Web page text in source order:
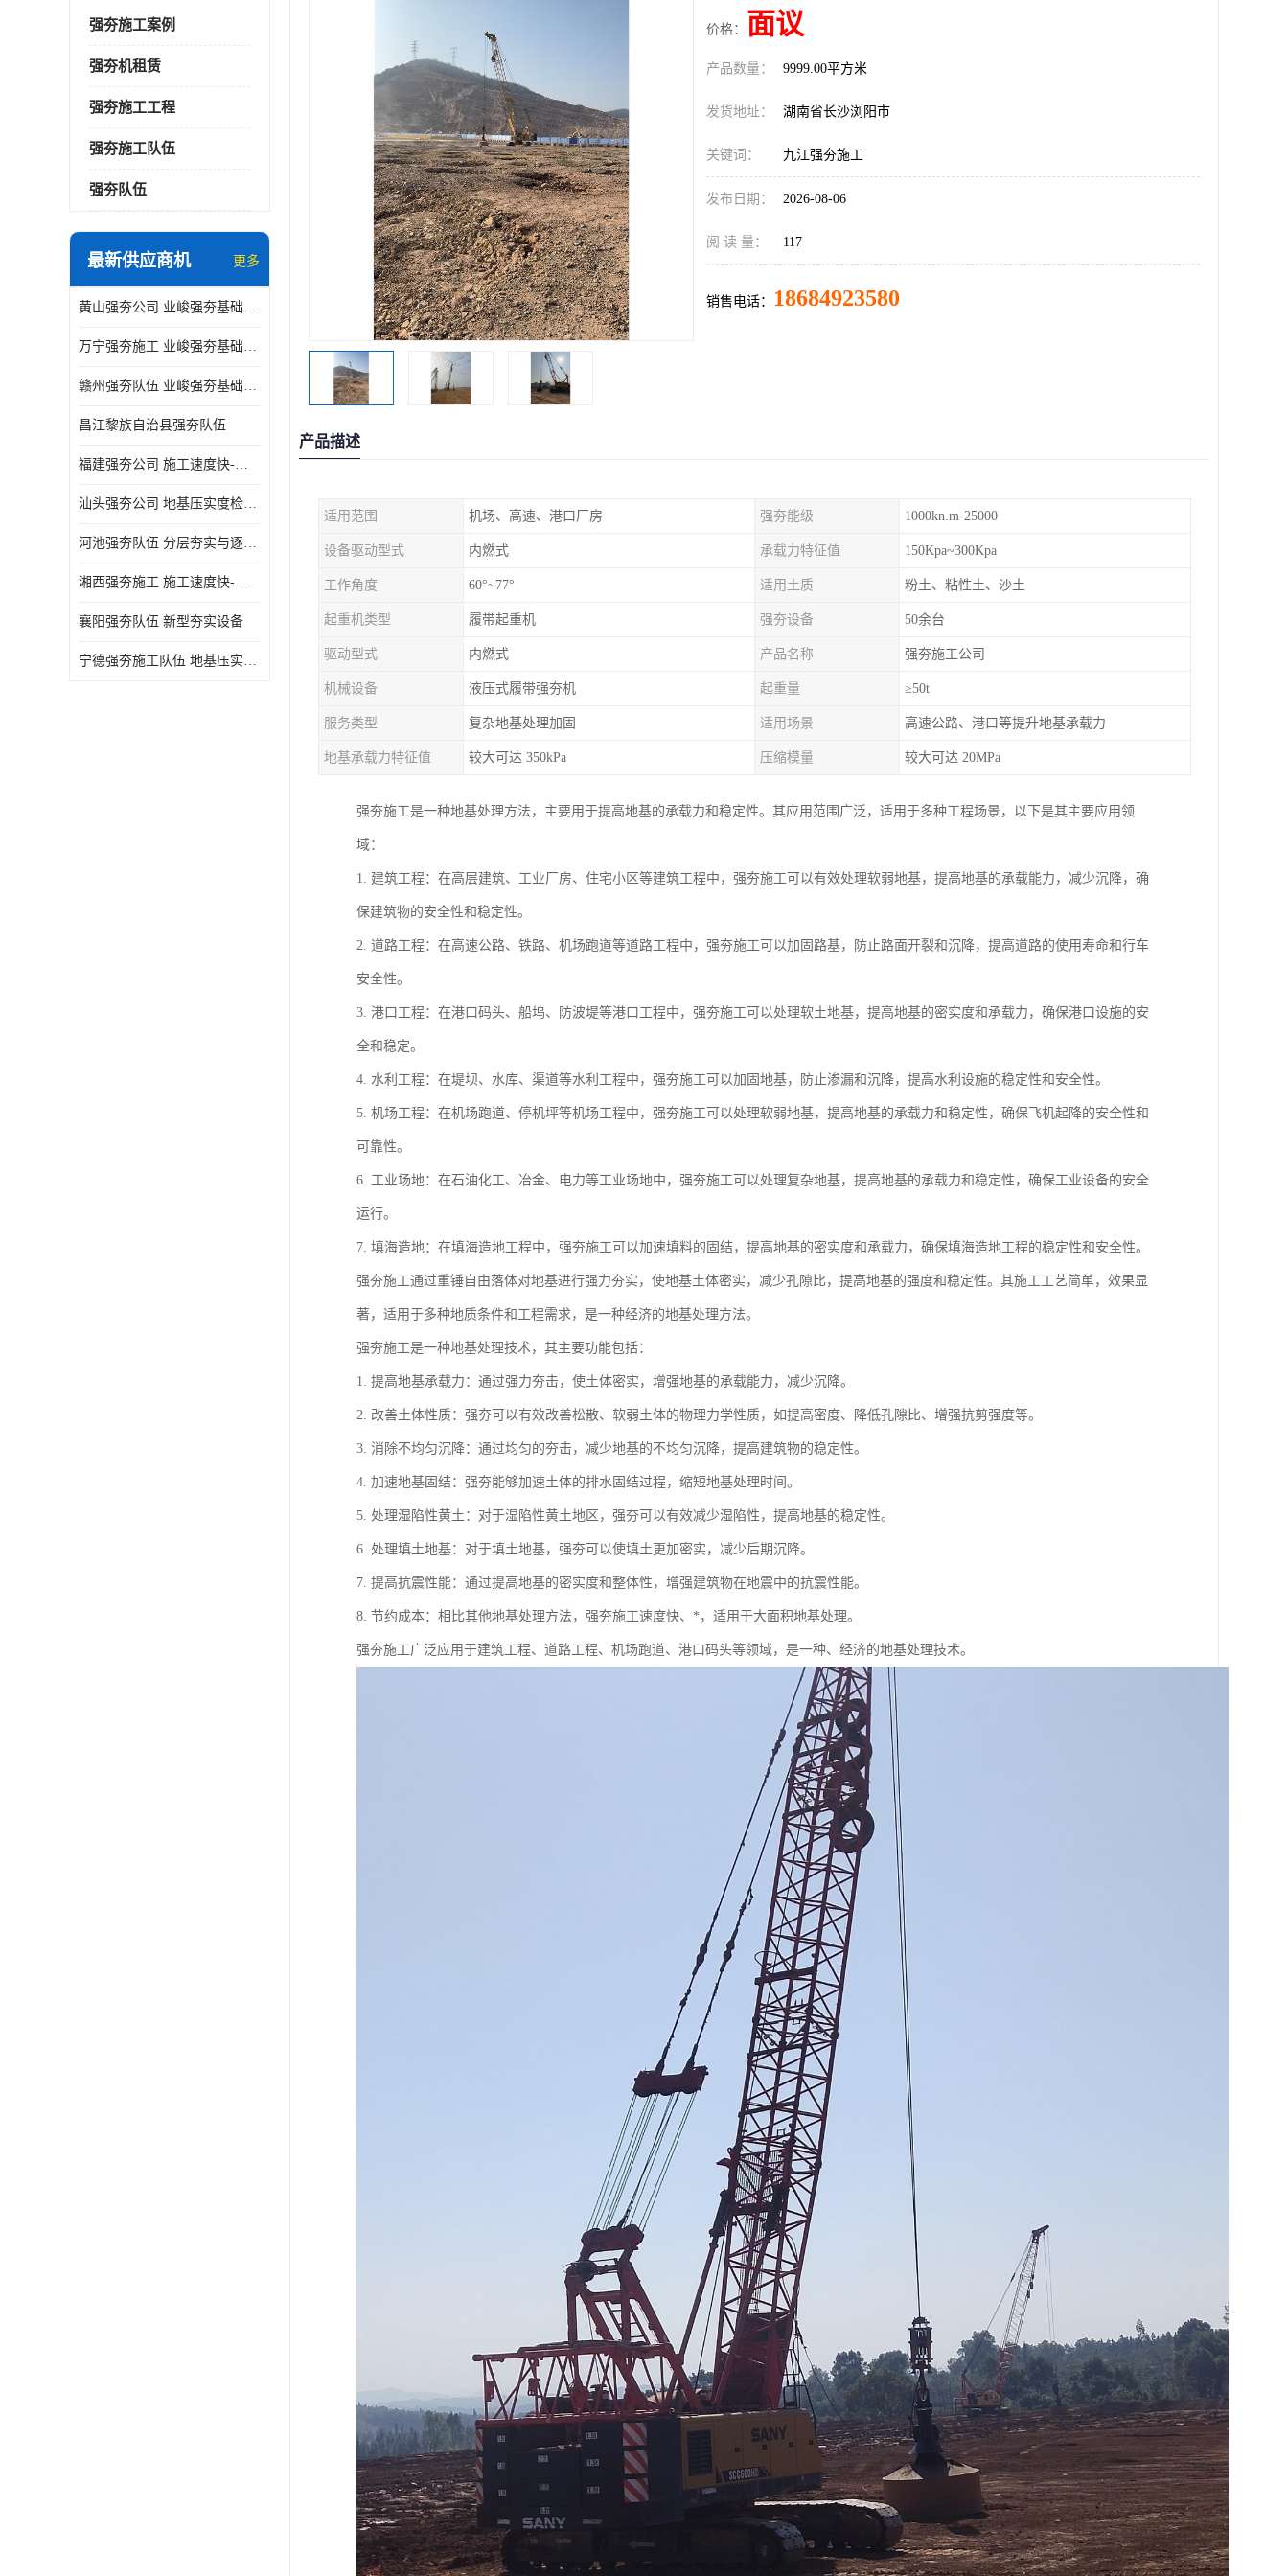
强夯施工案例
强夯机租赁
强夯施工工程
强夯施工队伍
强夯队伍
最新供应商机 更多
黄山强夯公司 业峻强夯基础工程
万宁强夯施工 业峻强夯基础工程
赣州强夯队伍 业峻强夯基础工程
昌江黎族自治县强夯队伍
福建强夯公司 施工速度快-施耐用性强
汕头强夯公司 地基压实度检测方法与标准
河池强夯队伍 分层夯实与逐层检测技术
湘西强夯施工 施工速度快-施耐用性强
襄阳强夯队伍 新型夯实设备
宁德强夯施工队伍 地基压实度检测方法与标准
价格： 面议
产品数量： 9999.00平方米
发货地址： 湖南省长沙浏阳市
关键词： 九江强夯施工
发布日期： 2026-08-06
阅 读 量： 117
销售电话： 18684923580
产品描述
适用范围 机场、高速、港口厂房 强夯能级 1000kn.m-25000
设备驱动型式 内燃式 承载力特征值 150Kpa~300Kpa
工作角度 60°~77° 适用土质 粉土、粘性土、沙土
起重机类型 履带起重机 强夯设备 50余台
驱动型式 内燃式 产品名称 强夯施工公司
机械设备 液压式履带强夯机 起重量 ≥50t
服务类型 复杂地基处理加固 适用场景 高速公路、港口等提升地基承载力
地基承载力特征值 较大可达 350kPa 压缩模量 较大可达 20MPa
强夯施工是一种地基处理方法，主要用于提高地基的承载力和稳定性。其应用范围广泛，适用于多种工程场景，以下是其主要应用领
域：
1. 建筑工程：在高层建筑、工业厂房、住宅小区等建筑工程中，强夯施工可以有效处理软弱地基，提高地基的承载能力，减少沉降，确
保建筑物的安全性和稳定性。
2. 道路工程：在高速公路、铁路、机场跑道等道路工程中，强夯施工可以加固路基，防止路面开裂和沉降，提高道路的使用寿命和行车
安全性。
3. 港口工程：在港口码头、船坞、防波堤等港口工程中，强夯施工可以处理软土地基，提高地基的密实度和承载力，确保港口设施的安
全和稳定。
4. 水利工程：在堤坝、水库、渠道等水利工程中，强夯施工可以加固地基，防止渗漏和沉降，提高水利设施的稳定性和安全性。
5. 机场工程：在机场跑道、停机坪等机场工程中，强夯施工可以处理软弱地基，提高地基的承载力和稳定性，确保飞机起降的安全性和
可靠性。
6. 工业场地：在石油化工、冶金、电力等工业场地中，强夯施工可以处理复杂地基，提高地基的承载力和稳定性，确保工业设备的安全
运行。
7. 填海造地：在填海造地工程中，强夯施工可以加速填料的固结，提高地基的密实度和承载力，确保填海造地工程的稳定性和安全性。
强夯施工通过重锤自由落体对地基进行强力夯实，使地基土体密实，减少孔隙比，提高地基的强度和稳定性。其施工工艺简单，效果显
著，适用于多种地质条件和工程需求，是一种经济的地基处理方法。
强夯施工是一种地基处理技术，其主要功能包括：
1. 提高地基承载力：通过强力夯击，使土体密实，增强地基的承载能力，减少沉降。
2. 改善土体性质：强夯可以有效改善松散、软弱土体的物理力学性质，如提高密度、降低孔隙比、增强抗剪强度等。
3. 消除不均匀沉降：通过均匀的夯击，减少地基的不均匀沉降，提高建筑物的稳定性。
4. 加速地基固结：强夯能够加速土体的排水固结过程，缩短地基处理时间。
5. 处理湿陷性黄土：对于湿陷性黄土地区，强夯可以有效减少湿陷性，提高地基的稳定性。
6. 处理填土地基：对于填土地基，强夯可以使填土更加密实，减少后期沉降。
7. 提高抗震性能：通过提高地基的密实度和整体性，增强建筑物在地震中的抗震性能。
8. 节约成本：相比其他地基处理方法，强夯施工速度快、*，适用于大面积地基处理。
强夯施工广泛应用于建筑工程、道路工程、机场跑道、港口码头等领域，是一种、经济的地基处理技术。